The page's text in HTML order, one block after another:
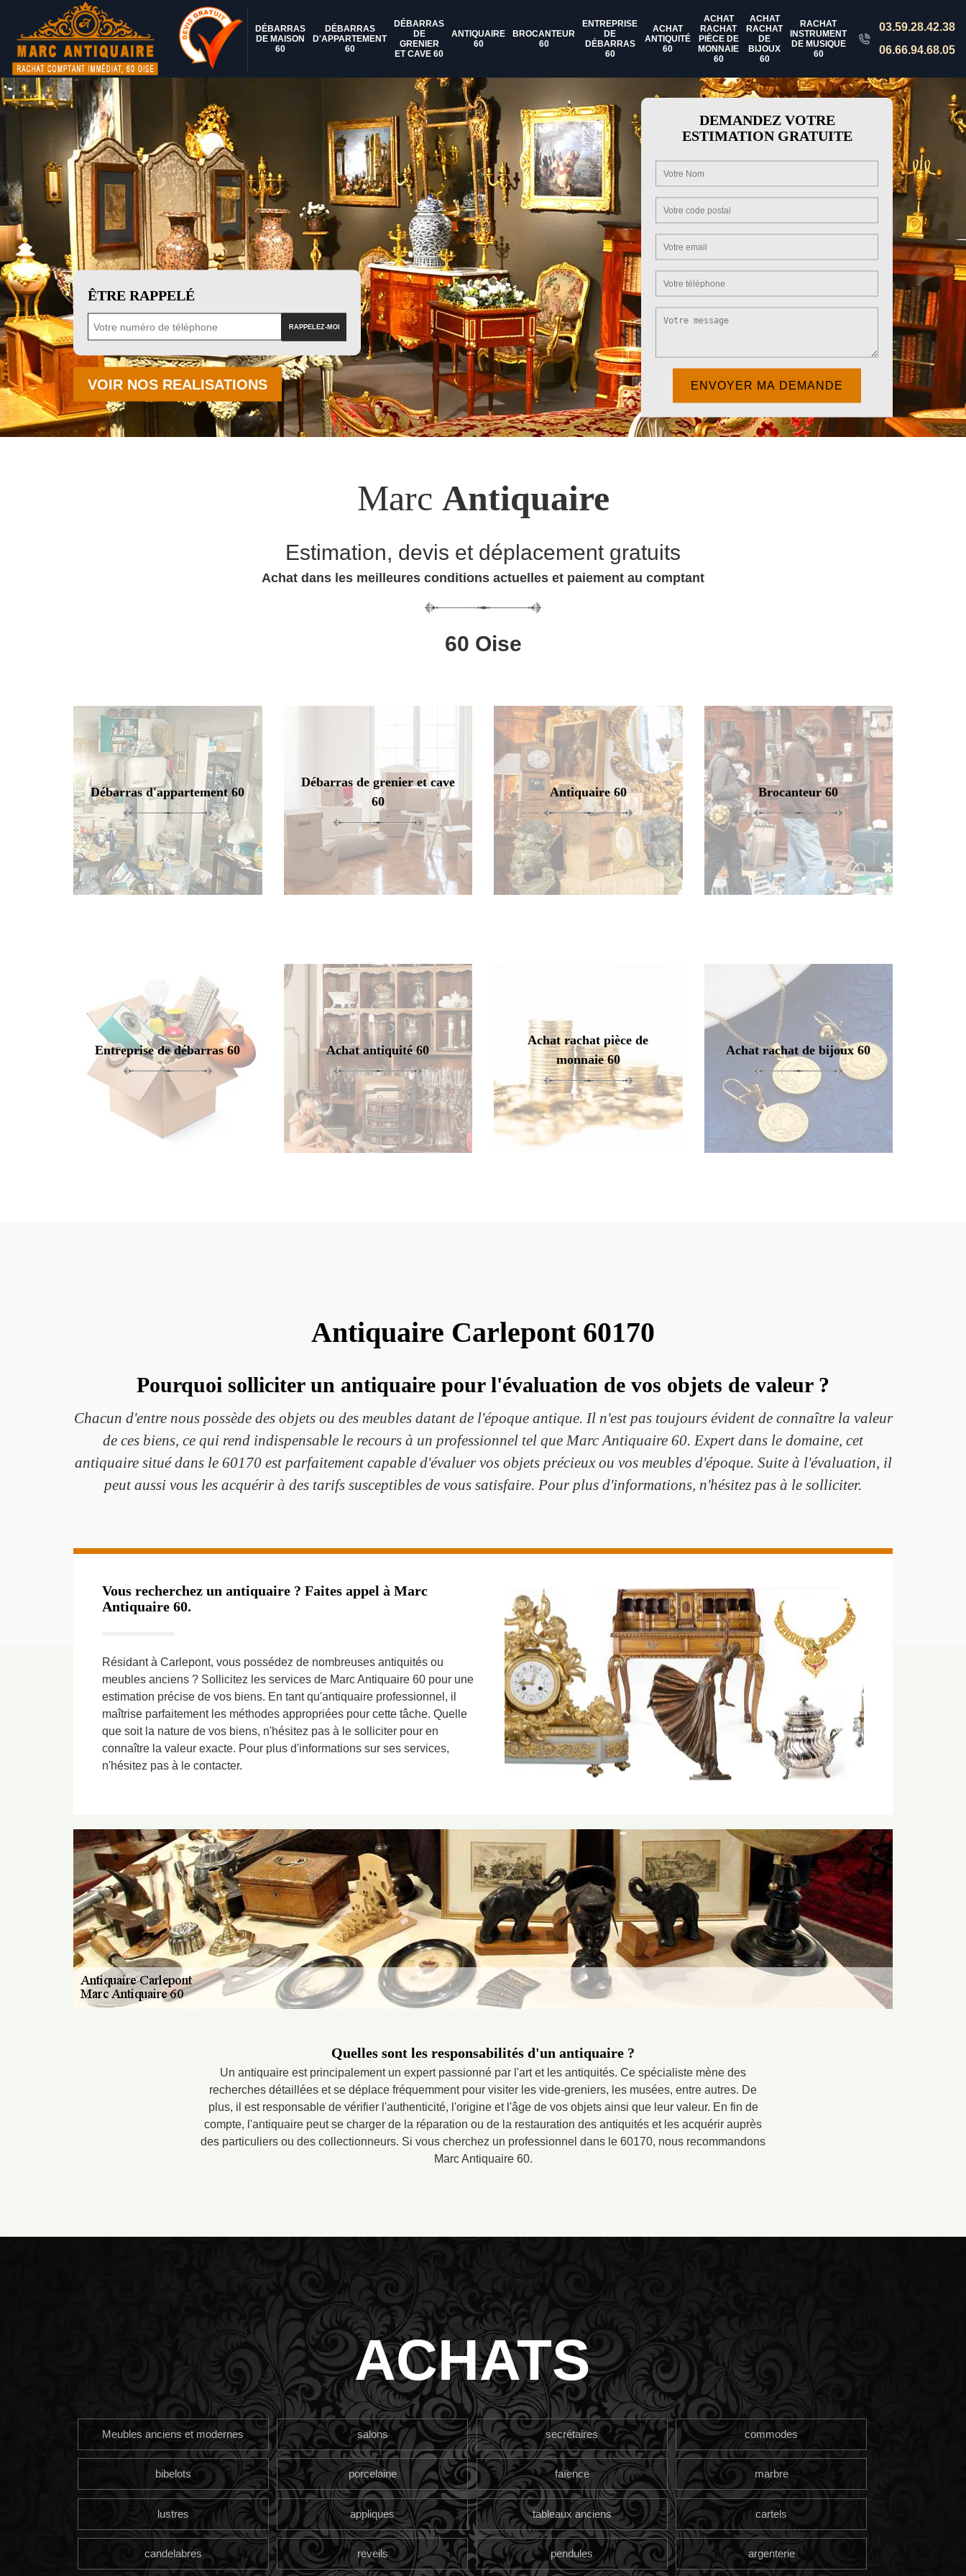
DÉBARRAS
DE MAISON
60
DÉBARRAS
D'APPARTEMENT
60
DÉBARRAS
DE
GRENIER
ET CAVE 60
ANTIQUAIRE
60
BROCANTEUR
60
ENTREPRISE
DE
DÉBARRAS
60
ACHAT
ANTIQUITÉ
60
ACHAT
RACHAT
PIÈCE DE
MONNAIE
60
ACHAT
RACHAT
DE
BIJOUX
60
RACHAT
INSTRUMENT
DE MUSIQUE
60
03.59.28.42.38
06.66.94.68.05
ÊTRE RAPPELÉ
VOIR NOS REALISATIONS
DEMANDEZ VOTRE
ESTIMATION GRATUITE
Marc Antiquaire
Estimation, devis et déplacement gratuits
Achat dans les meilleures conditions actuelles et paiement au comptant
60 Oise
Débarras d'appartement 60
Débarras de grenier et cave
60
Antiquaire 60 Brocanteur 60
Entreprise de débarras 60 Achat antiquité 60
Achat rachat pièce de
monnaie 60
Achat rachat de bijoux 60
Antiquaire Carlepont 60170
Pourquoi solliciter un antiquaire pour l'évaluation de vos objets de valeur ?
Chacun d'entre nous possède des objets ou des meubles datant de l'époque antique. Il n'est pas toujours évident de connaître la valeur
de ces biens, ce qui rend indispensable le recours à un professionnel tel que Marc Antiquaire 60. Expert dans le domaine, cet
antiquaire situé dans le 60170 est parfaitement capable d'évaluer vos objets précieux ou vos meubles d'époque. Suite à l'évaluation, il
peut aussi vous les acquérir à des tarifs susceptibles de vous satisfaire. Pour plus d'informations, n'hésitez pas à le solliciter.
Vous recherchez un antiquaire ? Faites appel à Marc
Antiquaire 60.
Résidant à Carlepont, vous possédez de nombreuses antiquités ou
meubles anciens ? Sollicitez les services de Marc Antiquaire 60 pour une
estimation précise de vos biens. En tant qu'antiquaire professionnel, il
maîtrise parfaitement les méthodes appropriées pour cette tâche. Quelle
que soit la nature de vos biens, n'hésitez pas à le solliciter pour en
connaître la valeur exacte. Pour plus d'informations sur ses services,
n'hésitez pas à le contacter.
Quelles sont les responsabilités d'un antiquaire ?
Un antiquaire est principalement un expert passionné par l'art et les antiquités. Ce spécialiste mène des
recherches détaillées et se déplace fréquemment pour visiter les vide-greniers, les musées, entre autres. De
plus, il est responsable de vérifier l'authenticité, l'origine et l'âge de vos objets ainsi que leur valeur. En fin de
compte, l'antiquaire peut se charger de la réparation ou de la restauration des antiquités et les acquérir auprès
des particuliers ou des collectionneurs. Si vous cherchez un professionnel dans le 60170, nous recommandons
Marc Antiquaire 60.
ACHATS
Meubles anciens et modernes salons secrétaires commodes
bibelots porcelaine faïence marbre
lustres appliques tableaux anciens cartels
candelabres reveils pendules argenterie